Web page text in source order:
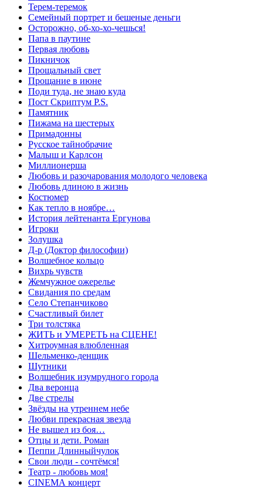
Терем-теремок
Семейный портрет и бешеные деньги
Осторожно, об-хо-хо-чешься!
Папа в паутине
Первая любовь
Пикничок
Прощальный свет
Прощание в июне
Поди туда, не знаю куда
Пост Скриптум P.S.
Памятник
Пижама на шестерых
Примадонны
Русское тайнобрачие
Малыш и Карлсон
Миллионерша
Любовь и разочарования молодого человека
Любовь длиною в жизнь
Костюмер
Как тепло в ноябре…
История лейтенанта Ергунова
Игроки
Золушка
Д-р (Доктор философии)
Волшебное кольцо
Вихрь чувств
Жемчужное ожерелье
Свидания по средам
Село Степанчиково
Счастливый билет
Три толстяка
ЖИТЬ и УМЕРЕТЬ на СЦЕНЕ!
Хитроумная влюбленная
Шельменко-денщик
Шутники
Волшебник изумрудного города
Два веронца
Две стрелы
Звёзды на утреннем небе
Любви прекрасная звезда
Не вышел из боя…
Отцы и дети. Роман
Пеппи Длинныйчулок
Свои люди - сочтёмся!
Театр - любовь моя!
СINЕМА концерт